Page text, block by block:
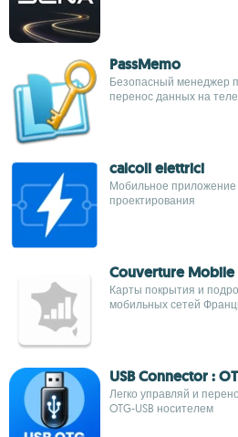
PassMemo
Безопасный менеджер
перенос данных на
calcoli elettrici
Мобильное приложение
проектирования
Couverture Mobile
Карты покрытия и
мобильных сетей
USB Connector :
Легко управляй и
OTG-USB носителем